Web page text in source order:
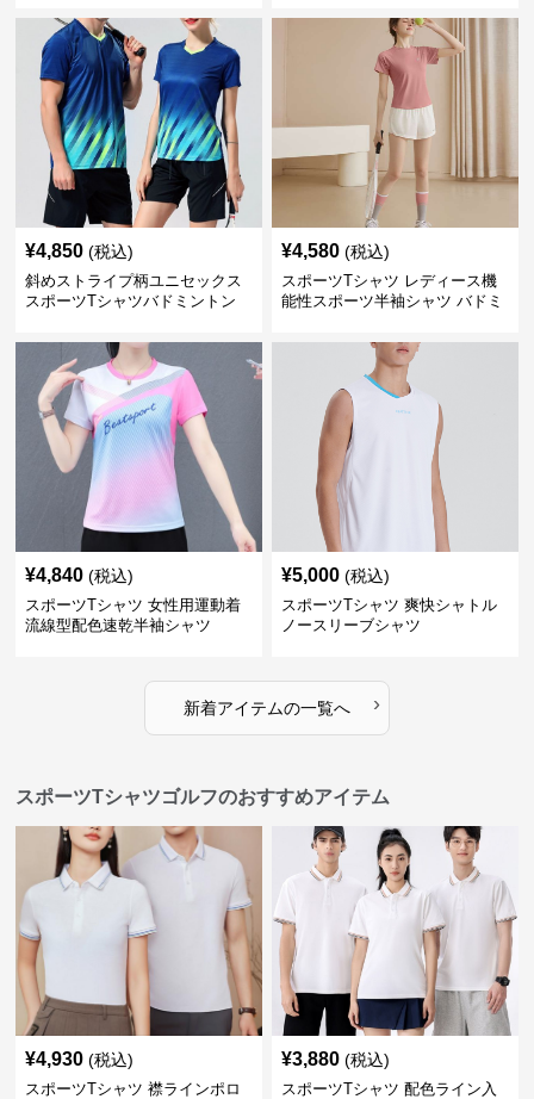
¥4,850 (税込)
斜めストライプ柄ユニセックス
スポーツTシャツバドミントン
¥4,580 (税込)
スポーツTシャツ レディース機
能性スポーツ半袖シャツ バドミ
¥4,840 (税込)
スポーツTシャツ 女性用運動着
流線型配色速乾半袖シャツ
¥5,000 (税込)
スポーツTシャツ 爽快シャトル
ノースリーブシャツ
新着アイテムの一覧へ ›
スポーツTシャツゴルフのおすすめアイテム
¥4,930 (税込)
スポーツTシャツ 襟ラインポロ
¥3,880 (税込)
スポーツTシャツ 配色ライン入